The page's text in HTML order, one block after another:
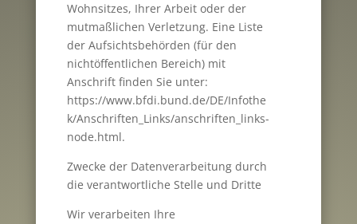
Wohnsitzes, Ihrer Arbeit oder der
mutmaßlichen Verletzung. Eine Liste
der Aufsichtsbehörden (für den
nichtöffentlichen Bereich) mit
Anschrift finden Sie unter:
https://www.bfdi.bund.de/DE/Infothe
k/Anschriften_Links/anschriften_links-
node.html.
Zwecke der Datenverarbeitung durch
die verantwortliche Stelle und Dritte
Wir verarbeiten Ihre